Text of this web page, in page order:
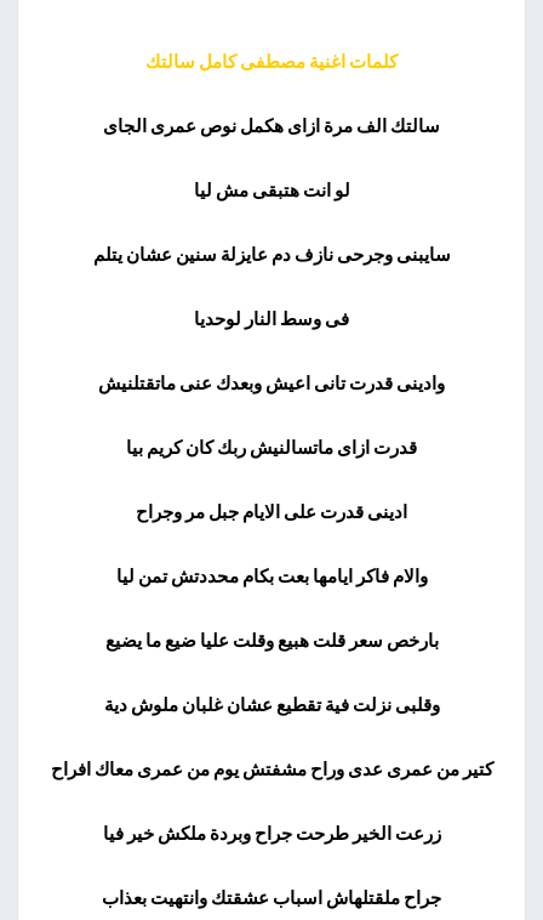
كلمات اغنية مصطفى كامل سالتك
سالتك الف مرة ازاى هكمل نوص عمرى الجاى
لو انت هتبقى مش ليا
سايبنى وجرحى نازف دم عايزلة سنين عشان يتلم
فى وسط النار لوحديا
وادينى قدرت تانى اعيش وبعدك عنى ماتقتلنيش
قدرت ازاى ماتسالنيش ربك كان كريم بيا
ادينى قدرت على الايام جبل مر وجراح
والام فاكر ايامها بعت بكام محددتش تمن ليا
بارخص سعر قلت هبيع وقلت عليا ضيع ما يضيع
وقلبى نزلت فية تقطيع عشان غلبان ملوش دية
كتير من عمرى عدى وراح مشفتش يوم من عمرى معاك افراح
زرعت الخير طرحت جراح وبردة ملكش خير فيا
جراح ملقتلهاش اسباب عشقتك وانتهيت بعذاب